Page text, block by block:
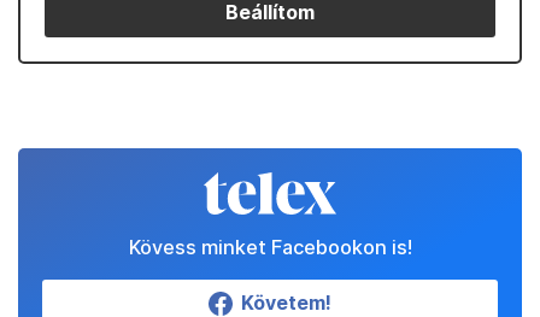
Beállítom
Kövess minket Facebookon is!
Követem!